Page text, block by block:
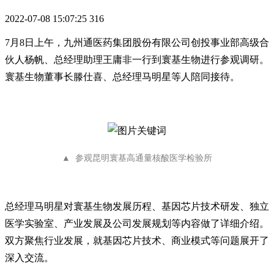
2022-07-08 15:07:25 316
7月8日上午， 九州通医药集团股份有限公司创投事业部高级合
伙人杨帆、总经理助理王庸非一行到寰基生物进行参观调研。
寰基生物董事长滕仕喜、总经理马明星等人陪同接待。
▲ 参观昆明寰基高通量核酸医学检验所
总经理马明星对寰基生物发展历程、基因芯片技术研发、独立
医学实验室、产业发展及公司发展规划等内容做了详细介绍。
双方聚焦行业发展，就基因芯片技术、商业模式等问题展开了
深入交流。